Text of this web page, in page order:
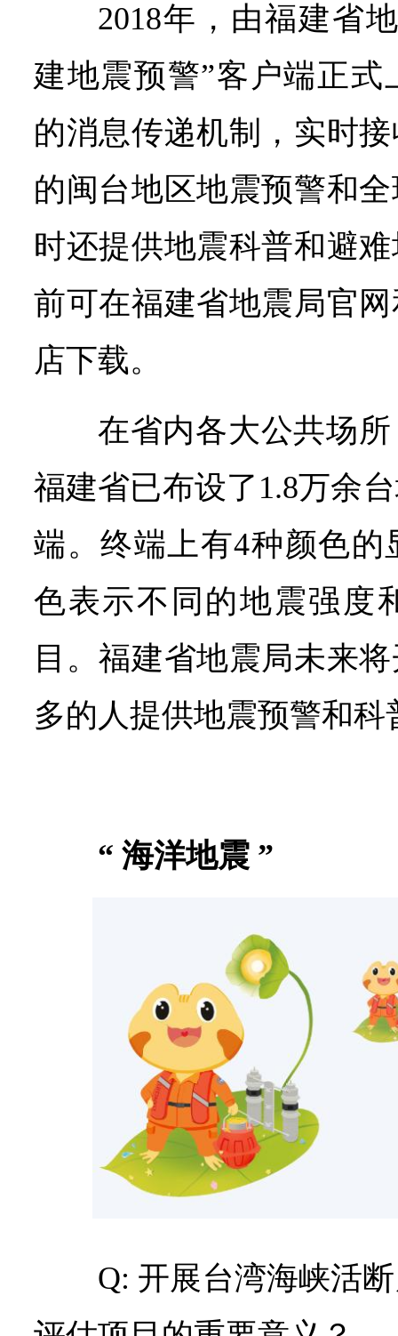
2018年，由福建省
建地震预警”客户端正
的消息传递机制，实时
的闽台地区地震预警和
时还提供地震科普和避
前可在福建省地震局官
店下载。
在省内各大公共场
福建省已布设了1.8万余
端。终端上有4种颜色
色表示不同的地震强度
目。福建省地震局未来
多的人提供地震预警和科
“ 海洋地震 ”
Q: 开展台湾海峡活